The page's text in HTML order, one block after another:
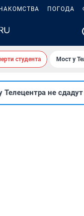
ПОГОДА
студента Мост у
Телецентра не